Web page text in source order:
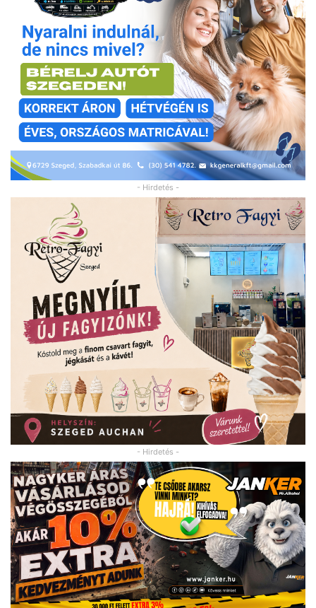
- Hirdetés -
- Hirdetés -